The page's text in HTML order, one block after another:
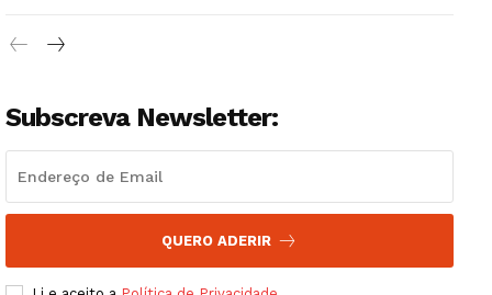
Institucional
Artigos
Edição Digital
Grande Entrevista
Subscreva Newsletter:
QUERO ADERIR